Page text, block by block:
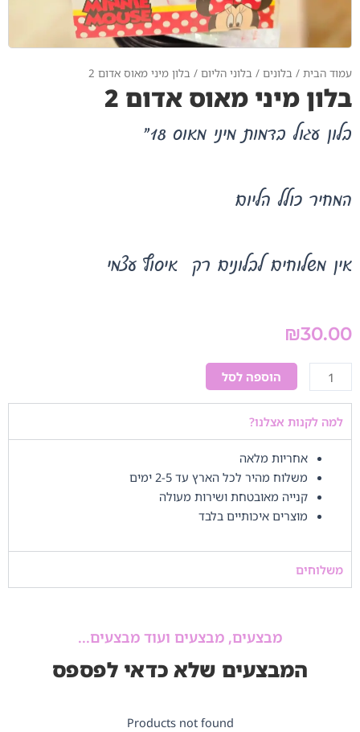
עמוד הבית / בלונים / בלוני הליום / בלון מיני מאוס אדום 2
בלון מיני מאוס אדום 2
בלון עגול בדמות מיני מאוס 18"
המחיר כולל הליום
אין משלוחים לבלונים רק איסוף עצמי
₪30.00
כמות
בלון
מיני
מאוס
הוספה לסל
למה לקנות אצלנו?
אחריות מלאה
משלוח מהיר לכל הארץ עד 2-5 ימים
קנייה מאובטחת ושירות מעולה
מוצרים איכותיים בלבד
משלוחים
מבצעים, מבצעים ועוד מבצעים...
המבצעים שלא כדאי לפספס
Products not found